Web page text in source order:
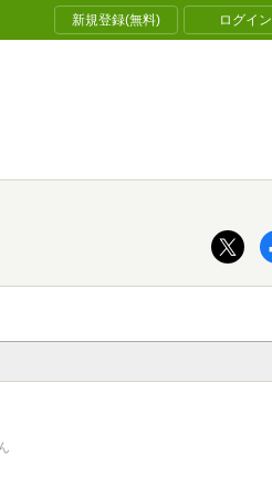
新規登録(無料) ログイン